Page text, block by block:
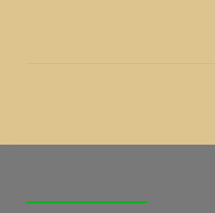
Navigation